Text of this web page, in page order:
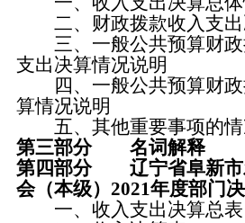
二、财政拨款收入支出
三、一般公共预算财政
支出决算情况说明
四、一般公共预算财政
算情况说明
五、其他重要事项的情
第三部分 名词解释
第四部分 辽宁省阜新市
会（本级）2021年度部门
一、收入支出决算总表